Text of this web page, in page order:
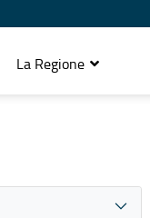
La Regione